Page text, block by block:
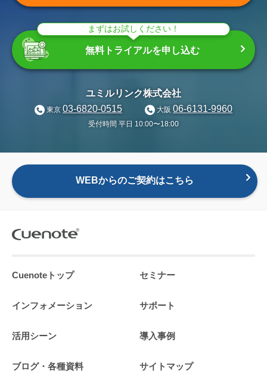
まずはお試しください！
無料トライアルを申し込む
ユミルリンク株式会社
東京 03-6820-0515 大阪 06-6131-9960
受付時間 平日 10:00〜18:00
WEBからのご契約はこちら
Cuenoteトップ セミナー
インフォメーション サポート
活用シーン 導入事例
ブログ・各種資料 サイトマップ